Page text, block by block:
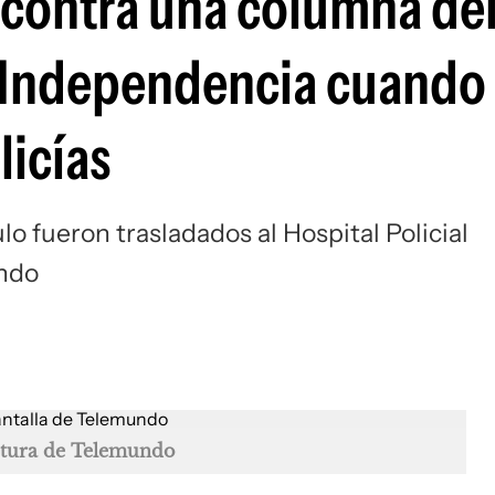
fueron trasladados al Hospital Policial
de Telemundo